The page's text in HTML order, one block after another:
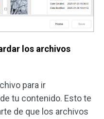
los archivos
para ir
tu contenido. Esto te
de que los archivos